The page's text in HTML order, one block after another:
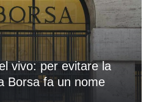
vivo: per evitare la
Borsa fa un nome